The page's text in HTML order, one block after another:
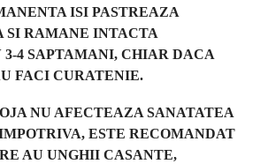
ISI PASTREAZA
SI RAMANE INTACTA
4 SAPTAMANI, CHIAR DACA
FACI CURATENIE.
NU AFECTEAZA SANATATEA
ESTE RECOMANDAT
AU UNGHII CASANTE,